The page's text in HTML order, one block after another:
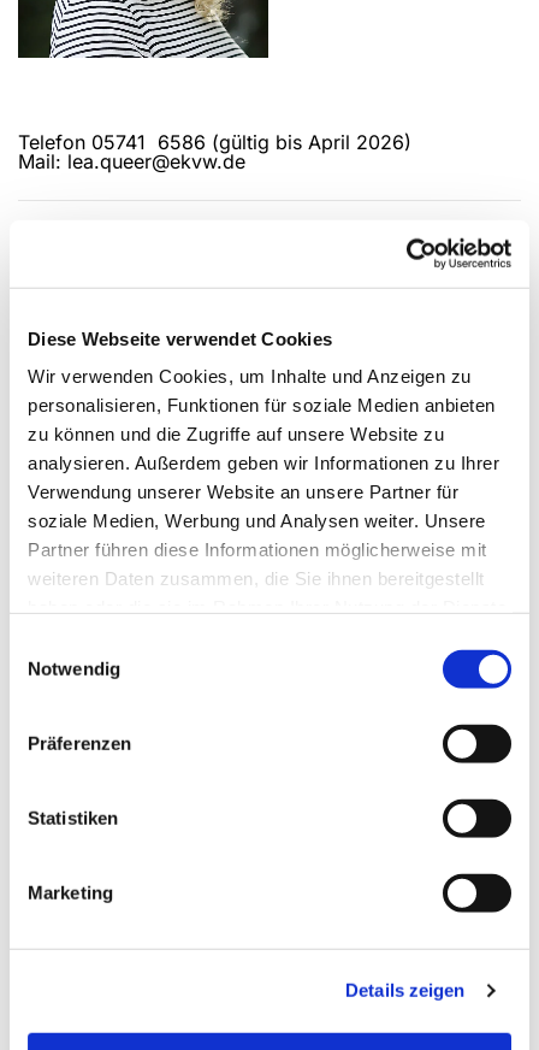
Diese Webseite verwendet Cookies
Wir verwenden Cookies, um Inhalte und Anzeigen zu
personalisieren, Funktionen für soziale Medien anbieten
zu können und die Zugriffe auf unsere Website zu
analysieren. Außerdem geben wir Informationen zu Ihrer
Verwendung unserer Website an unsere Partner für
soziale Medien, Werbung und Analysen weiter. Unsere
Partner führen diese Informationen möglicherweise mit
weiteren Daten zusammen, die Sie ihnen bereitgestellt
Notwendig
Präferenzen
Statistiken
Marketing
Details zeigen
Telefon 05741 6586 (gültig bis April 2026)
Mail: lea.queer@ekvw.de
Ann-Kristin Schneider